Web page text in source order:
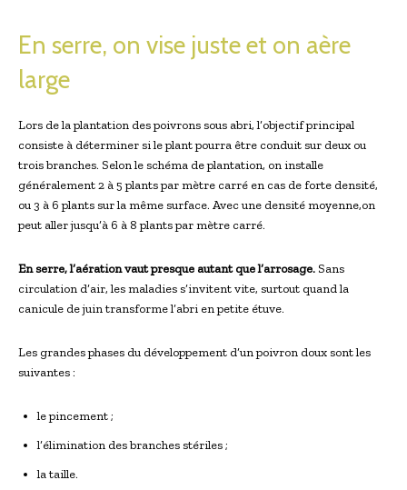
En serre, on vise juste et on aère
large
Lors de la plantation des poivrons sous abri, l’objectif principal
consiste à déterminer si le plant pourra être conduit sur deux ou
trois branches. Selon le schéma de plantation, on installe
généralement 2 à 5 plants par mètre carré en cas de forte densité,
ou 3 à 6 plants sur la même surface. Avec une densité moyenne,on
peut aller jusqu’à 6 à 8 plants par mètre carré.
En serre, l’aération vaut presque autant que l’arrosage. Sans
circulation d’air, les maladies s’invitent vite, surtout quand la
canicule de juin transforme l’abri en petite étuve.
Les grandes phases du développement d’un poivron doux sont les
suivantes :
le pincement ;
l’élimination des branches stériles ;
la taille.